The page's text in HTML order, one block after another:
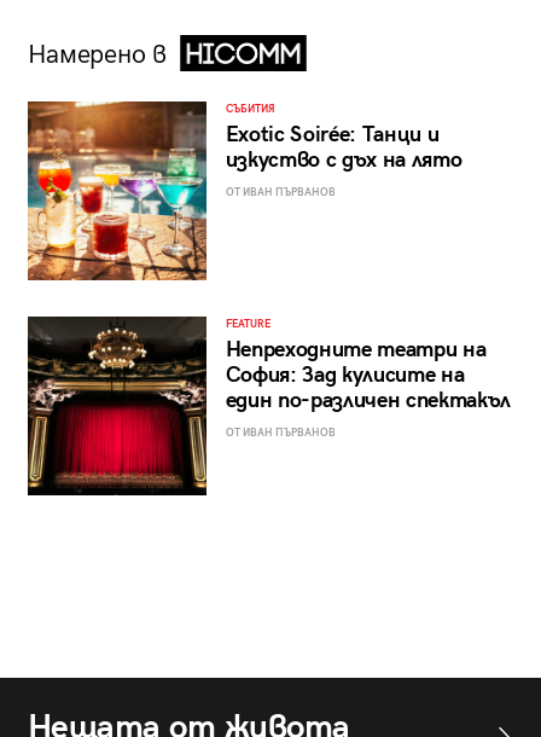
Намерено в
СЪБИТИЯ
Exotic Soirée: Танци и
изкуство с дъх на лято
ОТ ИВАН ПЪРВАНОВ
FEATURE
Непреходните театри на
София: Зад кулисите на
един по-различен спектакъл
ОТ ИВАН ПЪРВАНОВ
Нещата от живота